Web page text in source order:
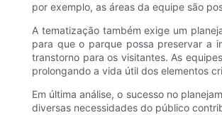
por exemplo, as áreas da equipe são
A tematização também exige um
para que o parque possa preservar a
transtorno para os visitantes. As
prolongando a vida útil dos elementos
Em última análise, o sucesso no
diversas necessidades do público